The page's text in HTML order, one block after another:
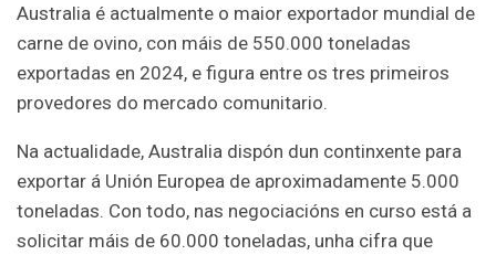
Australia é actualmente o maior exportador mundial de
carne de ovino, con máis de 550.000 toneladas
exportadas en 2024, e figura entre os tres primeiros
provedores do mercado comunitario.
Na actualidade, Australia dispón dun continxente para
exportar á Unión Europea de aproximadamente 5.000
toneladas. Con todo, nas negociacións en curso está a
solicitar máis de 60.000 toneladas, unha cifra que